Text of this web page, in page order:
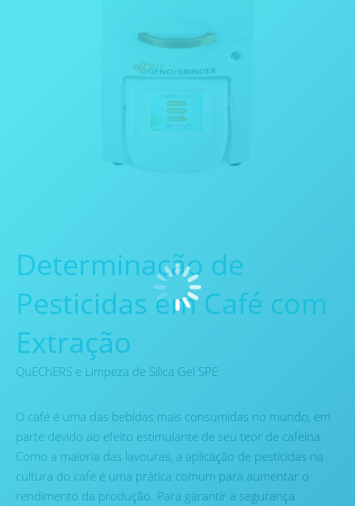
Determinação de
Pesticidas em Café com
Extração
QuEChERS e Limpeza de Sílica Gel SPE
O café é uma das bebidas mais consumidas no mundo, em
parte devido ao efeito estimulante de seu teor de cafeína.
Como a maioria das lavouras, a aplicação de pesticidas na
cultura do café é uma prática comum para aumentar o
rendimento da produção. Para garantir a segurança